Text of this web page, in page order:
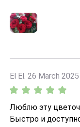
El El. 26 March 2025
Люблю эту
Быстро и